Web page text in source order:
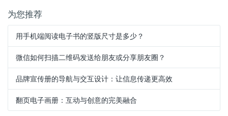
为您推荐
用手机端阅读电子书的竖版尺寸是多少？
微信如何扫描二维码发送给朋友或分享朋友圈？
品牌宣传册的导航与交互设计：让信息传递更高效
翻页电子画册：互动与创意的完美融合